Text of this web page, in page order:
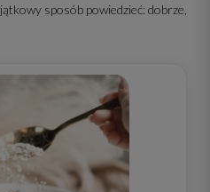
sposób powiedzieć: dobrze,